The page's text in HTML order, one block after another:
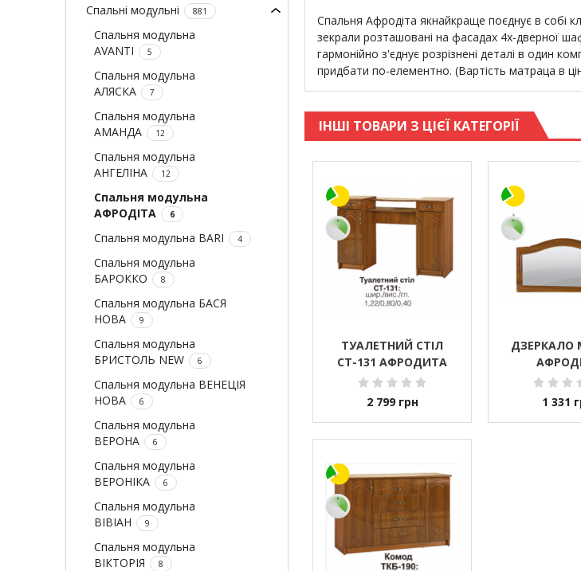
Спальні модульні 881
Спальня модульна
AVANTI
5
Спальня модульна
АЛЯСКА
7
Спальня модульна
АМАНДА
12
Спальня модульна
АНГЕЛІНА
12
Спальня модульна
АФРОДІТА
6
Спальня модульна BARI 4
Спальня модульна
БАРОККО
8
Спальня модульна БАСЯ
НОВА
9
Спальня модульна
БРИСТОЛЬ NEW
6
Спальня модульна ВЕНЕЦІЯ
НОВА
6
Спальня модульна
ВЕРОНА
6
Спальня модульна
ВЕРОНІКА
6
Спальня модульна
ВІВІАН
9
Спальня модульна
ВІКТОРІЯ
8
Спальня Афродіта якнайкраще поєднує в собі
зекрали розташовані на фасадах 4х-дверної
гармонійно з'єднує розрізнені деталі в один
придбати по-елементно. (Вартість матраца в
ІНШІ ТОВАРИ З ЦІЄЇ КАТЕГОРІЇ
ТУАЛЕТНИЙ СТІЛ
СТ-131 АФРОДИТА
2 799 грн
ДЗЕРКАЛО
1 331